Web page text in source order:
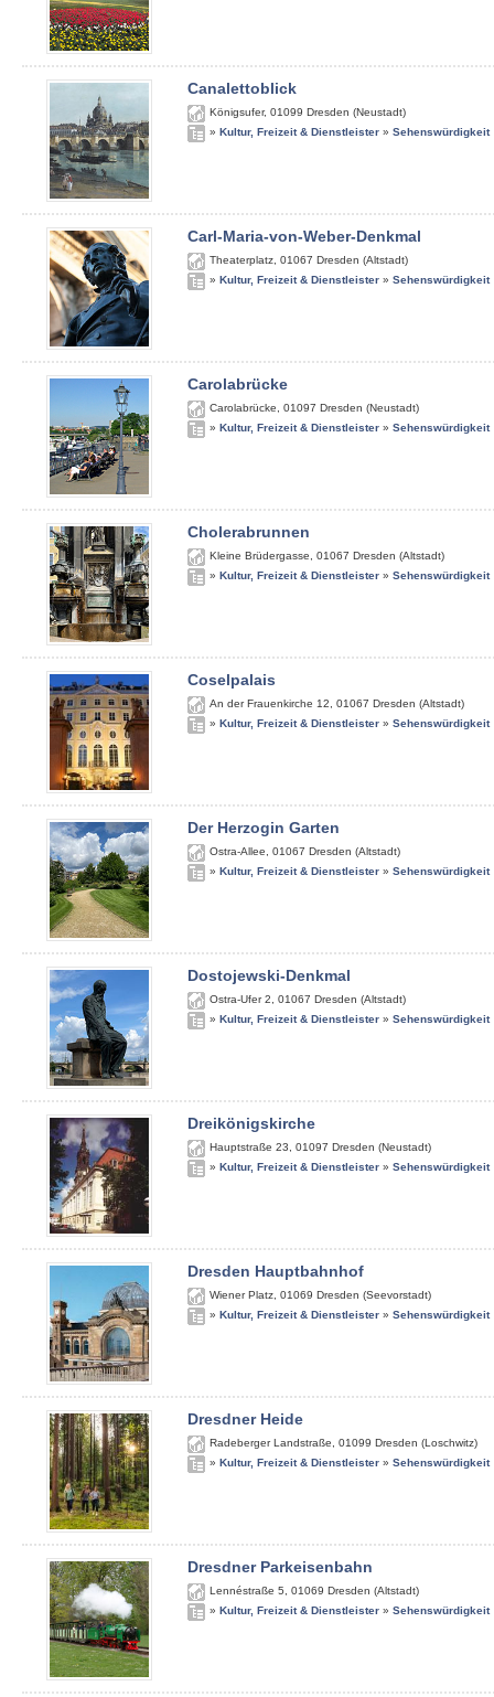
Canalettoblick
Königsufer, 01099 Dresden (Neustadt)
» Kultur, Freizeit & Dienstleister » Sehenswürdigkeit
Carl-Maria-von-Weber-Denkmal
Theaterplatz 01067 Dresden (Altstadt)
» Kultur, Freizeit & Dienstleister » Sehenswürdigkeit
Carolabrücke
Carolabrücke 01097 Dresden (Neustadt)
» Kultur, Freizeit & Dienstleister » Sehenswürdigkeit
Cholerabrunnen
Kleine Brüdergasse 01067 Dresden (Altstadt)
» Kultur, Freizeit & Dienstleister » Sehenswürdigkeit
Coselpalais
An der Frauenkirche 12 01067 Dresden (Altstadt)
» Kultur, Freizeit & Dienstleister » Sehenswürdigkeit
Der Herzogin Garten
Ostra-Allee 01067 Dresden (Altstadt)
» Kultur, Freizeit & Dienstleister » Sehenswürdigkeit
Dostojewski-Denkmal
Ostra-Ufer 2 01067 Dresden (Altstadt)
» Kultur, Freizeit & Dienstleister » Sehenswürdigkeit
Dreikönigskirche
Hauptstraße 23 01097 Dresden (Neustadt)
» Kultur, Freizeit & Dienstleister » Sehenswürdigkeit
Dresden Hauptbahnhof
Wiener Platz 01069 Dresden (Seevorstadt)
» Kultur, Freizeit & Dienstleister » Sehenswürdigkeit
Dresdner Heide
Radeberger Landstraße 01099 Dresden (Loschwitz)
» Kultur, Freizeit & Dienstleister » Sehenswürdigkeit
Dresdner Parkeisenbahn
Lennéstraße 5 01069 Dresden (Altstadt)
» Kultur, Freizeit & Dienstleister » Sehenswürdigkeit